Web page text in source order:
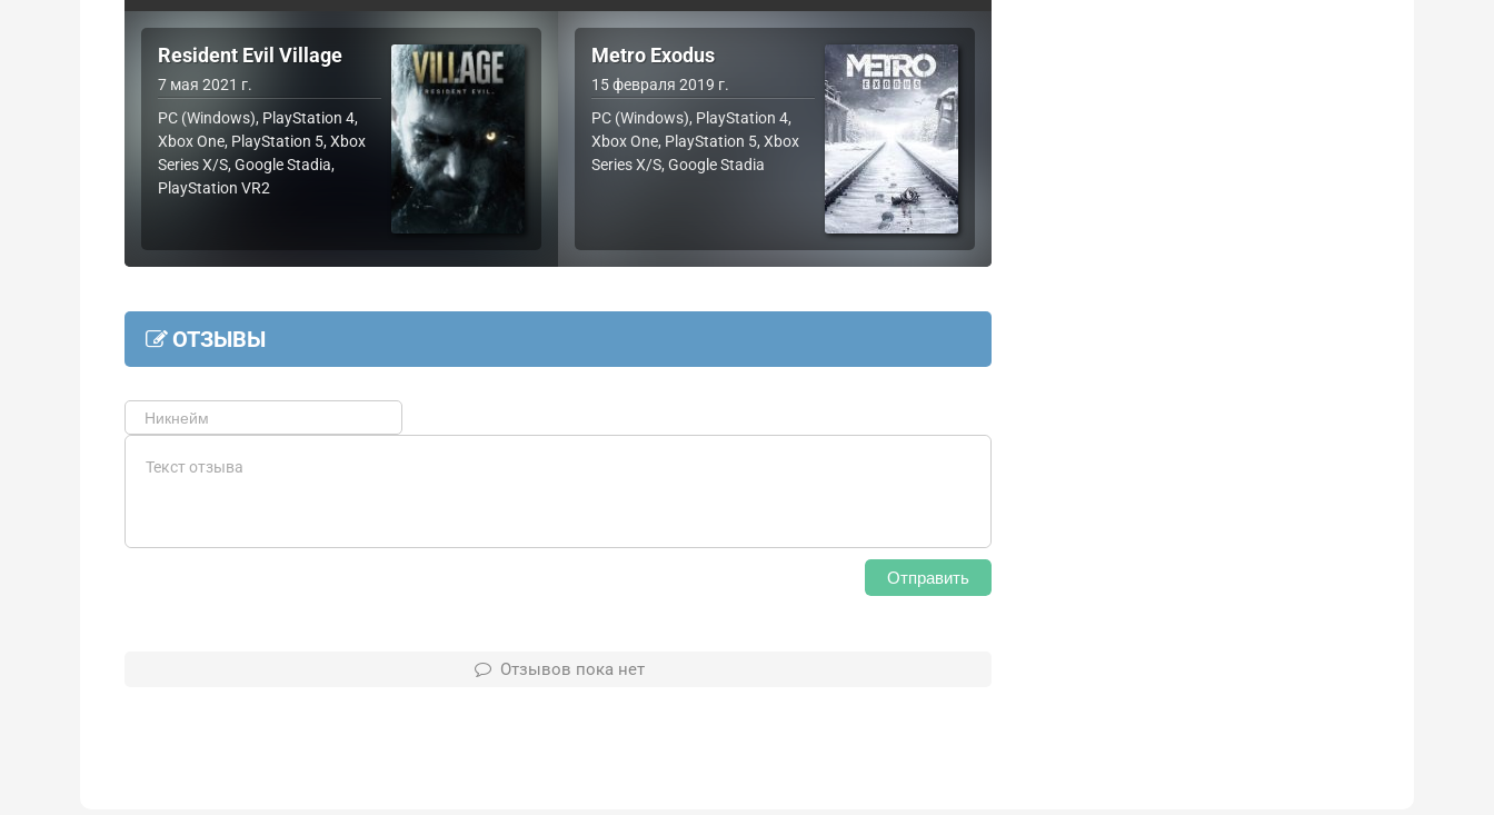
Resident Evil Village
7 мая 2021 г.
PC (Windows), PlayStation 4,
Xbox One, PlayStation 5, Xbox
Series X/S, Google Stadia,
PlayStation VR2
Metro Exodus
15 февраля 2019 г.
PC (Windows), PlayStation 4,
Xbox One, PlayStation 5, Xbox
Series X/S, Google Stadia
ОТЗЫВЫ
Отправить
Отзывов пока нет